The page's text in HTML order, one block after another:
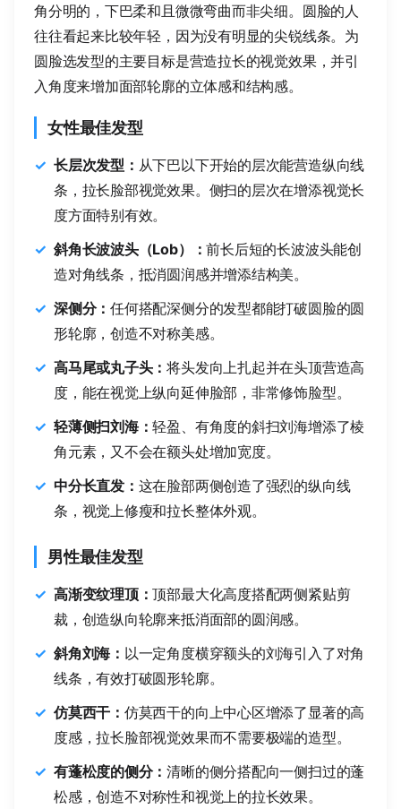
角分明的，下巴柔和且微微弯曲而非尖细。圆脸的人
往往看起来比较年轻，因为没有明显的尖锐线条。为
圆脸选发型的主要目标是营造拉长的视觉效果，并引
入角度来增加面部轮廓的立体感和结构感。
女性最佳发型
长层次发型： 从下巴以下开始的层次能营造纵向线
条，拉长脸部视觉效果。侧扫的层次在增添视觉长
度方面特别有效。
斜角长波波头（Lob）：前长后短的长波波头能创
造对角线条，抵消圆润感并增添结构美。
深侧分：任何搭配深侧分的发型都能打破圆脸的圆
形轮廓，创造不对称美感。
高马尾或丸子头：将头发向上扎起并在头顶营造高
度，能在视觉上纵向延伸脸部，非常修饰脸型。
轻薄侧扫刘海：轻盈、有角度的斜扫刘海增添了棱
角元素，又不会在额头处增加宽度。
中分长直发： 这在脸部两侧创造了强烈的纵向线
条，视觉上修瘦和拉长整体外观。
男性最佳发型
高渐变纹理顶：顶部最大化高度搭配两侧紧贴剪
裁，创造纵向轮廓来抵消面部的圆润感。
斜角刘海： 以一定角度横穿额头的刘海引入了对角
线条，有效打破圆形轮廓。
仿莫西干： 仿莫西干的向上中心区增添了显著的高
度感，拉长脸部视觉效果而不需要极端的造型。
有蓬松度的侧分：清晰的侧分搭配向一侧扫过的蓬
松感，创造不对称性和视觉上的拉长效果。